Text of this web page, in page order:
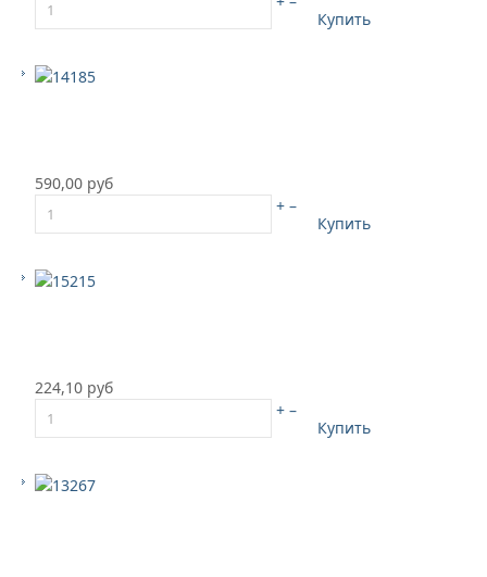
Купить
590,00 руб
+ –
Купить
224,10 руб
+ –
Купить